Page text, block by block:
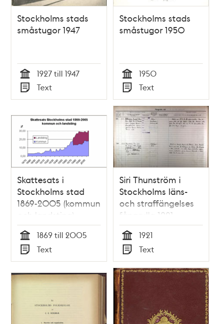
Stockholms stads
småstugor 1947
Tid
1927 till 1947
Typ
Text
Stockholms stads
småstugor 1950
Tid
1950
Typ
Text
Skattesats i
Stockholms stad
1869-2005 (kommun
och landsting)
Tid
1869 till 2005
Typ
Text
Siri Thunström i
Stockholms läns-
och straffängelses
fångrulla 1921
Tid
1921
Typ
Text